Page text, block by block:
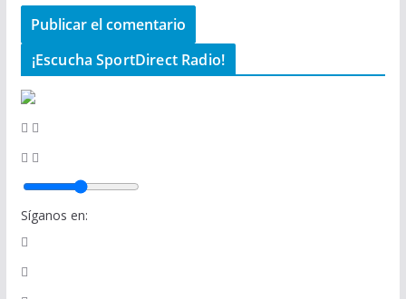
¡Escucha SportDirect Radio!
Síganos en: